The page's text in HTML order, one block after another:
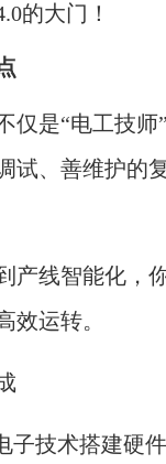
的大门！
仅是“电工技师
试、善维护的
产线智能化，
效运转。
子技术搭建硬